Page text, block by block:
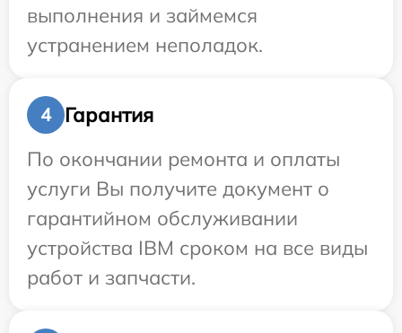
выполнения и займемся
устранением неполадок.
4
Гарантия
По окончании ремонта и оплаты
услуги Вы получите документ о
гарантийном обслуживании
устройства IBM сроком на все виды
работ и запчасти.